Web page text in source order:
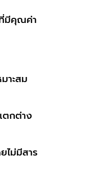
ที่มีคุณค่า
าะสม
ตกต่าง
ไม่มีสาร